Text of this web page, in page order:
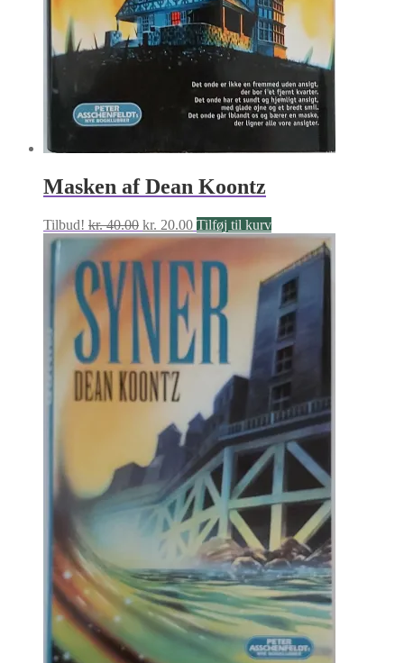
Masken af Dean Koontz
Tilbud! kr.40.00 Den
oprindelige
pris
var:
kr. 40.00.
kr. 20.00Den
aktuelle
kr. 20.00.
Tilføj til kurv